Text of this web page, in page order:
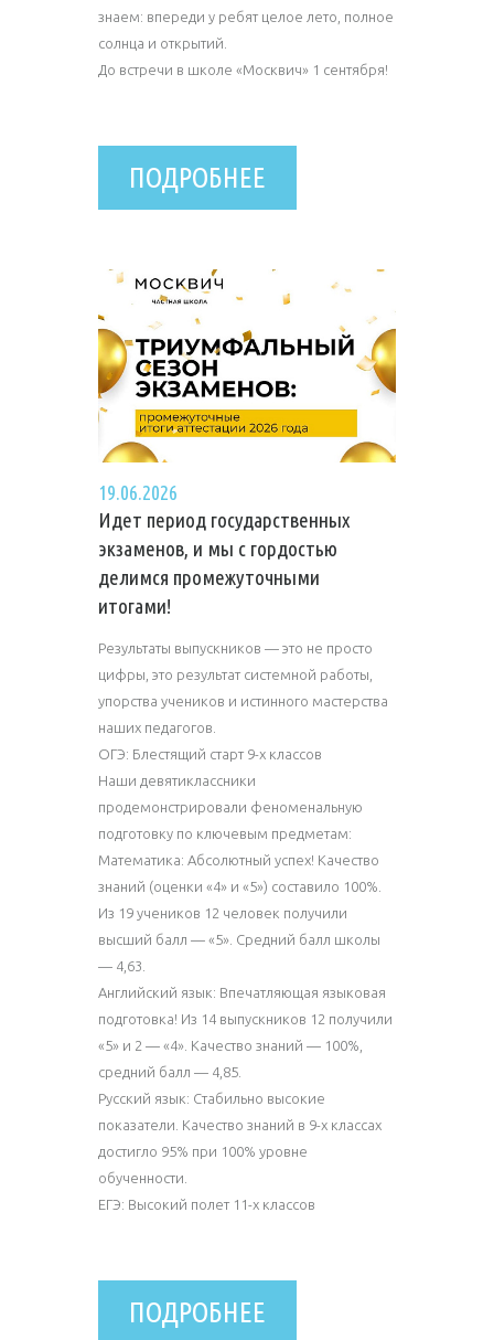
знаем: впереди у ребят целое лето, полное
солнца и открытий.
До встречи в школе «Москвич» 1 сентября!
ПОДРОБНЕЕ
19.06.2026
Идет период государственных
экзаменов, и мы с гордостью
делимся промежуточными
итогами!
Результаты выпускников — это не просто
цифры, это результат системной работы,
упорства учеников и истинного мастерства
наших педагогов.
ОГЭ: Блестящий старт 9-х классов
Наши девятиклассники
продемонстрировали феноменальную
подготовку по ключевым предметам:
Математика: Абсолютный успех! Качество
знаний (оценки «4» и «5») составило 100%.
Из 19 учеников 12 человек получили
высший балл — «5». Средний балл школы
— 4,63.
Английский язык: Впечатляющая языковая
подготовка! Из 14 выпускников 12 получили
«5» и 2 — «4». Качество знаний — 100%,
средний балл — 4,85.
Русский язык: Стабильно высокие
показатели. Качество знаний в 9-х классах
достигло 95% при 100% уровне
обученности.
ЕГЭ: Высокий полет 11-х классов
ПОДРОБНЕЕ